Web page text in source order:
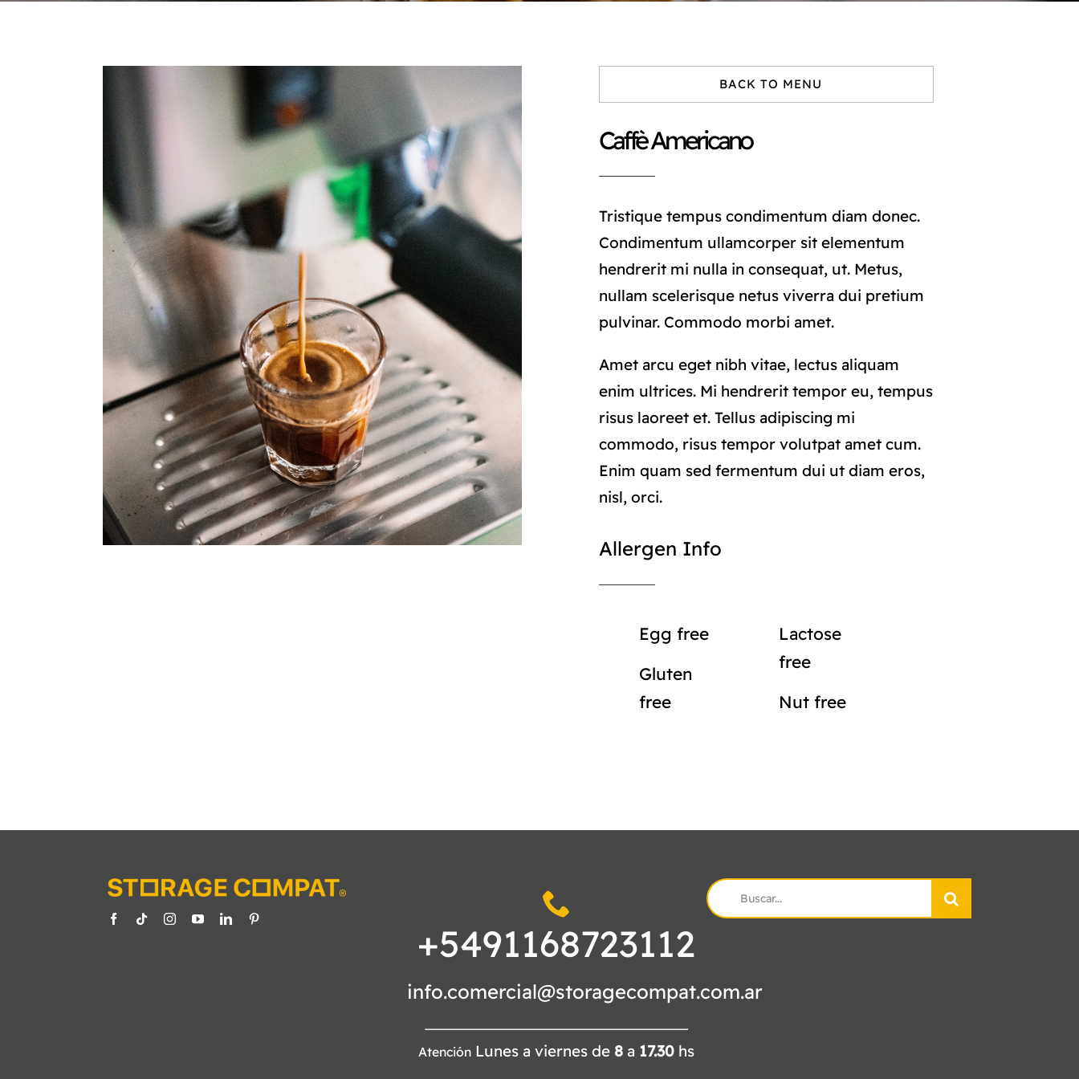
BACK TO MENU
Caffè Americano
Tristique tempus condimentum diam donec.
Condimentum ullamcorper sit elementum
hendrerit mi nulla in consequat, ut. Metus,
nullam scelerisque netus viverra dui pretium
pulvinar. Commodo morbi amet.
Amet arcu eget nibh vitae, lectus aliquam
enim ultrices. Mi hendrerit tempor eu, tempus
risus laoreet et. Tellus adipiscing mi
commodo, risus tempor volutpat amet cum.
Enim quam sed fermentum dui ut diam eros,
nisl, orci.
Allergen Info
Egg free
Gluten
free
Lactose
free
Nut free
+5491168723112
info.comercial@storagecompat.com.ar
Atención Lunes a viernes de 8 a 17.30 hs
Search
for: